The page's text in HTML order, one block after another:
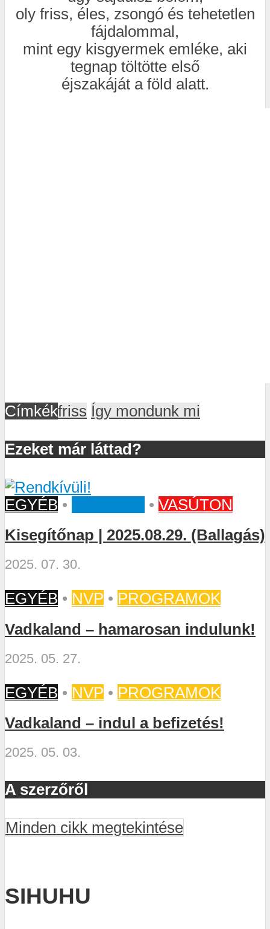
oly friss, éles, zsongó és tehetetlen
fájdalommal,
mint egy kisgyermek emléke, aki
tegnap töltötte első
éjszakáját a föld alatt.
Címkékfriss Így mondunk mi
Ezeket már láttad?
EGYÉB • • VASÚTON
Kisegítőnap | 2025.08.29. (Ballagás)
2025. 07. 30.
EGYÉB • NVP • PROGRAMOK
Vadkaland – hamarosan indulunk!
2025. 05. 27.
EGYÉB • NVP • PROGRAMOK
Vadkaland – indul a befizetés!
2025. 05. 03.
A szerzőről
Minden cikk megtekintése
SIHUHU